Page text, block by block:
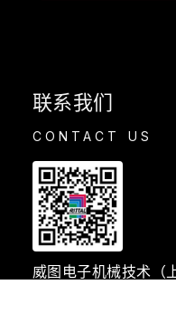
联系我们
CONTACT US
威图电子机械技术（